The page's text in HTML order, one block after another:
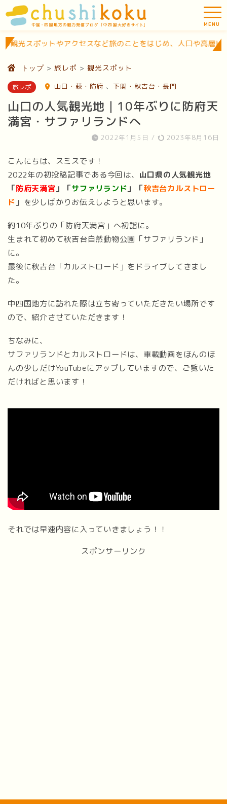
ど旅のことをはじめ、人口や高層ビルなどの豆知識的な情報
トップ > 旅レポ > 観光スポット
旅レポ 山口・萩・防府 、 下関・秋吉台・長門
山口の人気観光地｜10年ぶりに防府天
満宮・サファリランドへ
2022年1月5日 / 2023年8月16日
こんにちは、スミスです！
2022年の初投稿記事である今回は、 山口県の人気観光地
「防府天満宮 」「サファリランド 」「秋吉台カルストロー
ド 」 を少しばかりお伝えしようと思います。
約10年ぶりの「防府天満宮」へ初詣に。
生まれて初めて秋吉台自然動物公園「サファリランド」
に。
最後に秋吉台「カルストロード」をドライブしてきまし
た。
中四国地方に訪れた際は立ち寄っていただきたい場所です
ので、紹介させていただきます！
ちなみに、
サファリランドとカルストロードは、車載動画をほんのほ
んの少しだけYouTubeにアップしていますので、ご覧いた
だければと思います！
それでは早速内容に入っていきましょう！！
スポンサーリンク